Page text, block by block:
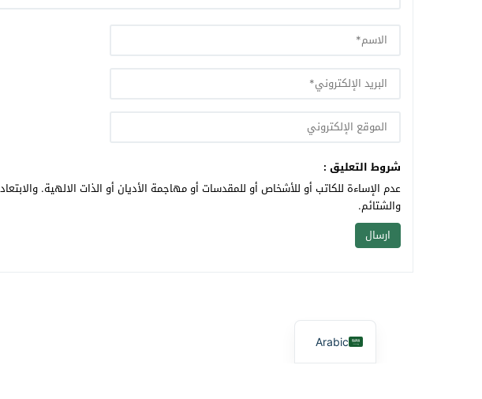
شروط التعليق :
عدم الإساءة للكاتب أو للأشخاص أو للمقدسات أو مهاجمة الأديان أو الذات الالهية.
والشتائم.
Arabic